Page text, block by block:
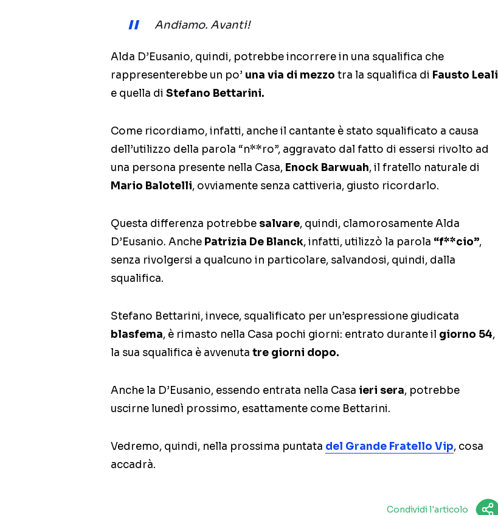
Andiamo. Avanti!
Alda D’Eusanio, quindi, potrebbe incorrere in una squalifica che
rappresenterebbe un po’ una via di mezzo tra la squalifica di Fausto Leali
e quella di Stefano Bettarini.
Come ricordiamo, infatti, anche il cantante è stato squalificato a causa
dell’utilizzo della parola “n**ro”, aggravato dal fatto di essersi rivolto ad
una persona presente nella Casa, Enock Barwuah, il fratello naturale di
Mario Balotelli, ovviamente senza cattiveria, giusto ricordarlo.
Questa differenza potrebbe salvare, quindi, clamorosamente Alda
D’Eusanio. Anche Patrizia De Blanck, infatti, utilizzò la parola “f**cio”,
senza rivolgersi a qualcuno in particolare, salvandosi, quindi, dalla
squalifica.
Stefano Bettarini, invece, squalificato per un’espressione giudicata
blasfema, è rimasto nella Casa pochi giorni: entrato durante il giorno 54,
la sua squalifica è avvenuta tre giorni dopo.
Anche la D’Eusanio, essendo entrata nella Casa ieri sera, potrebbe
uscirne lunedì prossimo, esattamente come Bettarini.
Vedremo, quindi, nella prossima puntata del Grande Fratello Vip, cosa
accadrà.
Condividi l'articolo